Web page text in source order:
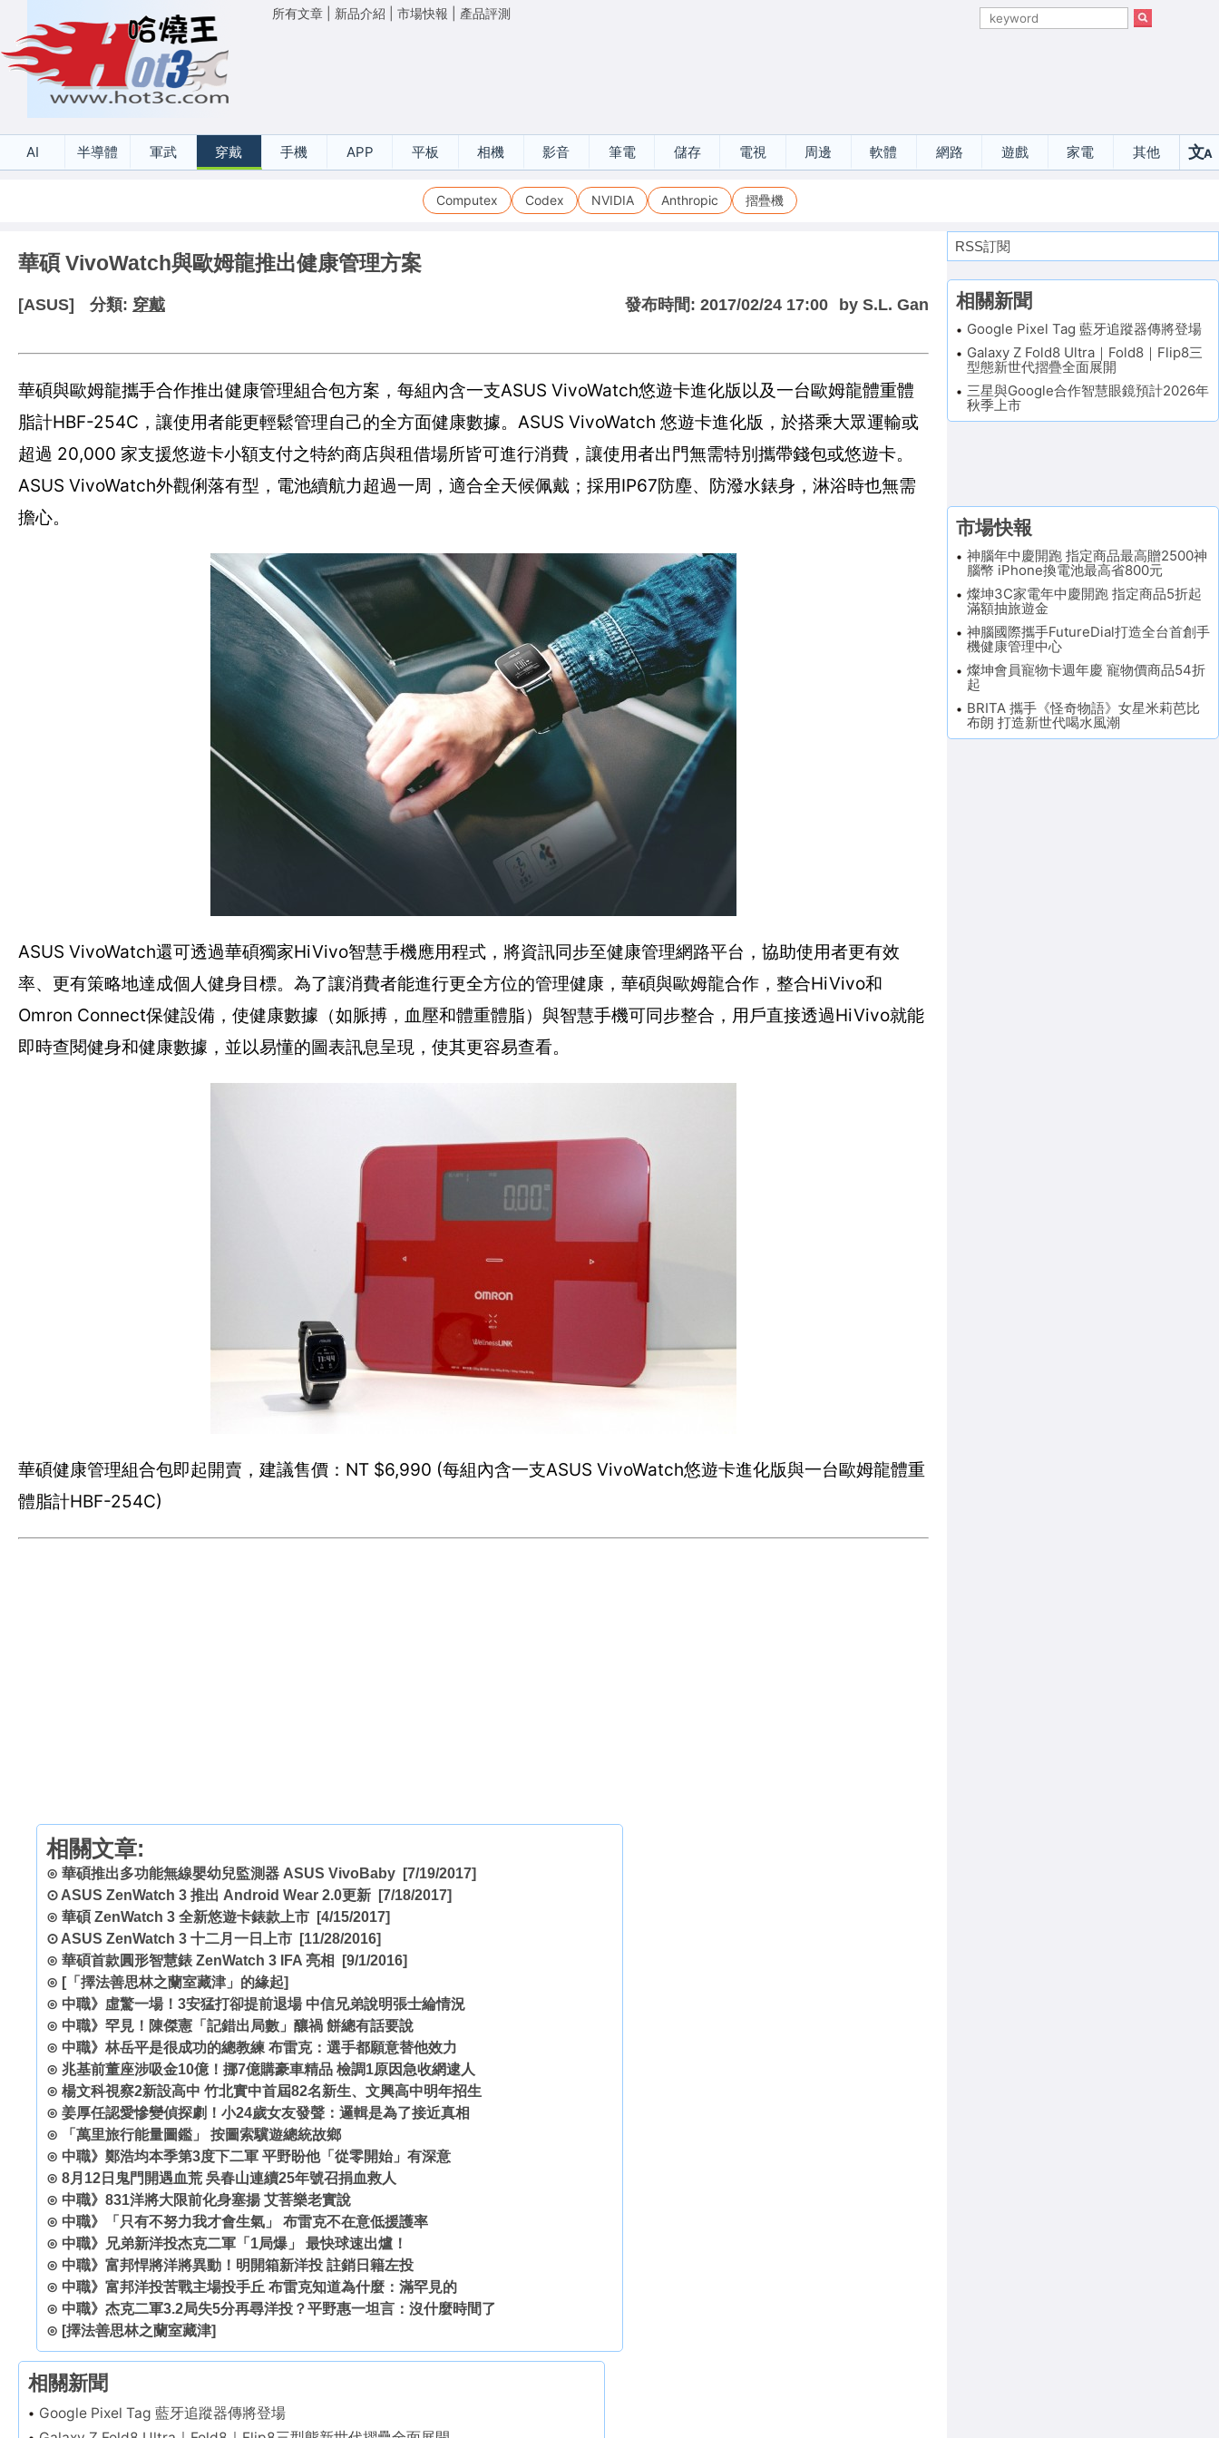
所有文章 新品介紹 市場快報 產品評測
AI 半導體 軍武 穿戴 手機 APP 平板 相機 影音 筆電 儲存 電視 周邊 軟體 網路 遊戲 家電 其他 文A
Computex Codex NVIDIA Anthropic 摺疊機
華碩 VivoWatch與歐姆龍推出健康管理方案
[ASUS] 分類: 穿戴 發布時間: 2017/02/24 17:00 by S.L. Gan
華碩與歐姆龍攜手合作推出健康管理組合包方案，每組內含一支ASUS VivoWatch悠遊卡進化版以及一台歐姆龍體重體
脂計HBF-254C，讓使用者能更輕鬆管理自己的全方面健康數據。ASUS VivoWatch 悠遊卡進化版，於搭乘大眾運輸或
超過 20,000 家支援悠遊卡小額支付之特約商店與租借場所皆可進行消費，讓使用者出門無需特別攜帶錢包或悠遊卡。
ASUS VivoWatch外觀俐落有型，電池續航力超過一周，適合全天候佩戴；採用IP67防塵、防潑水錶身，淋浴時也無需
擔心。
ASUS VivoWatch還可透過華碩獨家HiVivo智慧手機應用程式，將資訊同步至健康管理網路平台，協助使用者更有效
率、更有策略地達成個人健身目標。為了讓消費者能進行更全方位的管理健康，華碩與歐姆龍合作，整合HiVivo和
Omron Connect保健設備，使健康數據（如脈搏，血壓和體重體脂）與智慧手機可同步整合，用戶直接透過HiVivo就能
即時查閱健身和健康數據，並以易懂的圖表訊息呈現，使其更容易查看。
華碩健康管理組合包即起開賣，建議售價：NT $6,990 (每組內含一支ASUS VivoWatch悠遊卡進化版與一台歐姆龍體重
體脂計HBF-254C)
相關文章:
⊙ 華碩推出多功能無線嬰幼兒監測器 ASUS VivoBaby [7/19/2017]
⊙ ASUS ZenWatch 3 推出 Android Wear 2.0更新 [7/18/2017]
⊙ 華碩 ZenWatch 3 全新悠遊卡錶款上市 [4/15/2017]
⊙ ASUS ZenWatch 3 十二月一日上市 [11/28/2016]
⊙ 華碩首款圓形智慧錶 ZenWatch 3 IFA 亮相
[9/1/2016]
⊙ [「擇法善思林之蘭室藏津」的緣起]
⊙ 中職》虛驚一場！3安猛打卻提前退場 中信兄弟說明張士綸情況
⊙ 中職》罕見！陳傑憲「記錯出局數」釀禍 餅總有話要說
⊙ 中職》林岳平是很成功的總教練 布雷克：選手都願意替他效力
⊙ 兆基前董座涉吸金10億！挪7億購豪車精品 檢調1原因急收網逮人
⊙ 楊文科視察2新設高中 竹北實中首屆82名新生、文興高中明年招生
⊙ 姜厚任認愛慘變偵探劇！小24歲女友發聲：邏輯是為了接近真相
⊙
「萬里旅行能量圖鑑」 按圖索驥遊總統故鄉
⊙ 中職》鄭浩均本季第3度下二軍 平野盼他「從零開始」有深意
⊙ 8月12日鬼門開遇血荒 吳春山連續25年號召捐血救人
⊙ 中職》831洋將大限前化身塞揚 艾菩樂老實說
⊙ 中職》「只有不努力我才會生氣」 布雷克不在意低援護率
⊙ 中職》兄弟新洋投杰克二軍「1局爆」 最快球速出爐！
⊙ 中職》富邦悍將洋將異動！明開箱新洋投 註銷日籍左投
⊙ 中職》富邦洋投苦戰主場投手丘 布雷克知道為什麼：滿罕見的
⊙ 中職》杰克二軍3.2局失5分再尋洋投？平野惠一坦言：沒什麼時間了
⊙ [擇法善思林之蘭室藏津]
相關新聞
Google Pixel Tag 藍牙追蹤器傳將登場
RSS訂閱
相關新聞
Google Pixel Tag 藍牙追蹤器傳將登場
Galaxy Z Fold8 Ultra｜Fold8｜Flip8三
型態新世代摺疊全面展開
三星與Google合作智慧眼鏡預計2026年
秋季上市
市場快報
神腦年中慶開跑 指定商品最高贈2500神
腦幣 iPhone換電池最高省800元
燦坤3C家電年中慶開跑 指定商品5折起
滿額抽旅遊金
神腦國際攜手FutureDial打造全台首創手
機健康管理中心
燦坤會員寵物卡週年慶 寵物價商品54折
起
BRITA 攜手《怪奇物語》女星米莉芭比
布朗 打造新世代喝水風潮